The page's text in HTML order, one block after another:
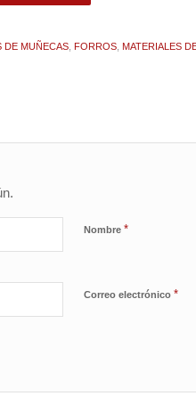
DE MUÑECAS FORROS MATERIALES
Nombre*
Correo electrónico*